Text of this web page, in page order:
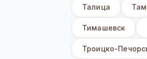
Талица
Тимашевск
Троицко-